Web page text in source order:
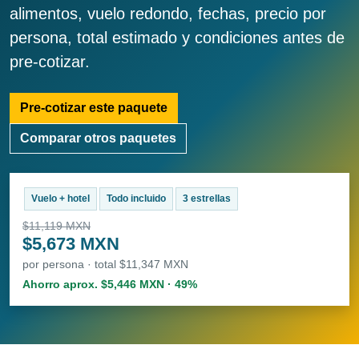
alimentos, vuelo redondo, fechas, precio por
persona, total estimado y condiciones antes de
pre-cotizar.
Pre-cotizar este paquete
Comparar otros paquetes
Vuelo + hotel Todo incluido 3 estrellas
$11,119 MXN
$5,673 MXN
por persona · total $11,347 MXN
Ahorro aprox. $5,446 MXN · 49%